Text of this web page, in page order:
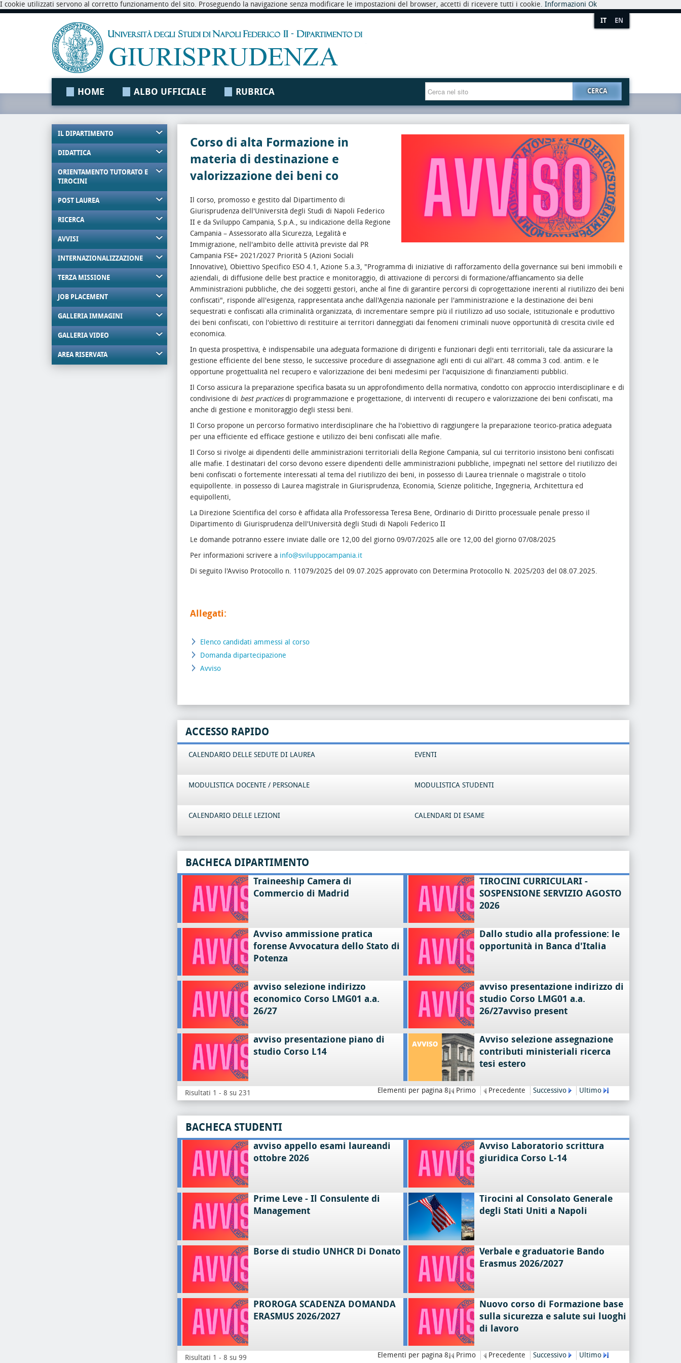
I cookie utilizzati servono al corretto funzionamento del sito. Proseguendo la navigazione senza modificare le impostazioni del browser, accetti di ricevere tutti i cookie. Informazioni Ok
IT EN
HOME ALBO UFFICIALE RUBRICA CERCA
IL DIPARTIMENTO
DIDATTICA
ORIENTAMENTO TUTORATO E
TIROCINI
POST LAUREA
RICERCA
AVVISI
INTERNAZIONALIZZAZIONE
TERZA MISSIONE
JOB PLACEMENT
GALLERIA IMMAGINI
GALLERIA VIDEO
AREA RISERVATA
Corso di alta Formazione in
materia di destinazione e
valorizzazione dei beni co
Il corso, promosso e gestito dal Dipartimento di
Giurisprudenza dell'Università degli Studi di Napoli Federico
II e da Sviluppo Campania, S.p.A., su indicazione della Regione
Campania – Assessorato alla Sicurezza, Legalità e
Immigrazione, nell'ambito delle attività previste dal PR
Campania FSE+ 2021/2027 Priorità 5 (Azioni Sociali
Innovative), Obiettivo Specifico ESO 4.1, Azione 5.a.3, "Programma di iniziative di rafforzamento della governance sui beni immobili e
aziendali, di diffusione delle best practice e monitoraggio, di attivazione di percorsi di formazione/affiancamento sia delle
Amministrazioni pubbliche, che dei soggetti gestori, anche al fine di garantire percorsi di coprogettazione inerenti al riutilizzo dei beni
confiscati", risponde all'esigenza, rappresentata anche dall'Agenzia nazionale per l'amministrazione e la destinazione dei beni
sequestrati e confiscati alla criminalità organizzata, di incrementare sempre più il riutilizzo ad uso sociale, istituzionale e produttivo
dei beni confiscati, con l'obiettivo di restituire ai territori danneggiati dai fenomeni criminali nuove opportunità di crescita civile ed
economica.
In questa prospettiva, è indispensabile una adeguata formazione di dirigenti e funzionari degli enti territoriali, tale da assicurare la
gestione efficiente del bene stesso, le successive procedure di assegnazione agli enti di cui all'art. 48 comma 3 cod. antim. e le
opportune progettualità nel recupero e valorizzazione dei beni medesimi per l'acquisizione di finanziamenti pubblici.
Il Corso assicura la preparazione specifica basata su un approfondimento della normativa, condotto con approccio interdisciplinare e di
condivisione di best practicesdi programmazione e progettazione, di interventi di recupero e valorizzazione dei beni confiscati, ma
anche di gestione e monitoraggio degli stessi beni.
Il Corso propone un percorso formativo interdisciplinare che ha l'obiettivo di raggiungere la preparazione teorico-pratica adeguata
per una efficiente ed efficace gestione e utilizzo dei beni confiscati alle mafie.
Il Corso si rivolge ai dipendenti delle amministrazioni territoriali della Regione Campania, sul cui territorio insistono beni confiscati
alle mafie. I destinatari del corso devono essere dipendenti delle amministrazioni pubbliche, impegnati nel settore del riutilizzo dei
beni confiscati o fortemente interessati al tema del riutilizzo dei beni, in possesso di Laurea triennale o magistrale o titolo
equipollente. in possesso di Laurea magistrale in Giurisprudenza, Economia, Scienze politiche, Ingegneria, Architettura ed
equipollenti,
La Direzione Scientifica del corso è affidata alla Professoressa Teresa Bene, Ordinario di Diritto processuale penale presso il
Dipartimento di Giurisprudenza dell'Università degli Studi di Napoli Federico II
Le domande potranno essere inviate dalle ore 12,00 del giorno 09/07/2025 alle ore 12,00 del giorno 07/08/2025
Per informazioni scrivere a info@sviluppocampania.it
Di seguito l'Avviso Protocollo n. 11079/2025 del 09.07.2025 approvato con Determina Protocollo N. 2025/203 del 08.07.2025.
Allegati:
Elenco candidati ammessi al corso
Domanda dipartecipazione
Avviso
ACCESSO RAPIDO
CALENDARIO DELLE SEDUTE DI LAUREA EVENTI
MODULISTICA DOCENTE / PERSONALE MODULISTICA STUDENTI
CALENDARIO DELLE LEZIONI CALENDARI DI ESAME
BACHECA DIPARTIMENTO
Traineeship Camera di
Commercio di Madrid
TIROCINI CURRICULARI -
SOSPENSIONE SERVIZIO AGOSTO
2026
Avviso ammissione pratica
forense Avvocatura dello Stato di
Potenza
Dallo studio alla professione: le
opportunità in Banca d'Italia
avviso selezione indirizzo
economico Corso LMG01 a.a.
26/27
avviso presentazione indirizzo di
studio Corso LMG01 a.a.
26/27avviso present
avviso presentazione piano di
studio Corso L14
Avviso selezione assegnazione
contributi ministeriali ricerca
tesi estero
Risultati 1 - 8 su 231 Elementi per pagina 8 Primo Precedente Successivo Ultimo
BACHECA STUDENTI
avviso appello esami laureandi
ottobre 2026
Avviso Laboratorio scrittura
giuridica Corso L-14
Prime Leve - Il Consulente di
Management
Tirocini al Consolato Generale
degli Stati Uniti a Napoli
Borse di studio UNHCR Di Donato
Verbale e graduatorie Bando
Erasmus 2026/2027
PROROGA SCADENZA DOMANDA
ERASMUS 2026/2027
Nuovo corso di Formazione base
sulla sicurezza e salute sui luoghi
di lavoro
Risultati 1 - 8 su 99 Elementi per pagina 8 Primo Precedente Successivo Ultimo